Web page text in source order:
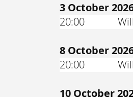
3 October
20:00
8 October
20:00
10 October